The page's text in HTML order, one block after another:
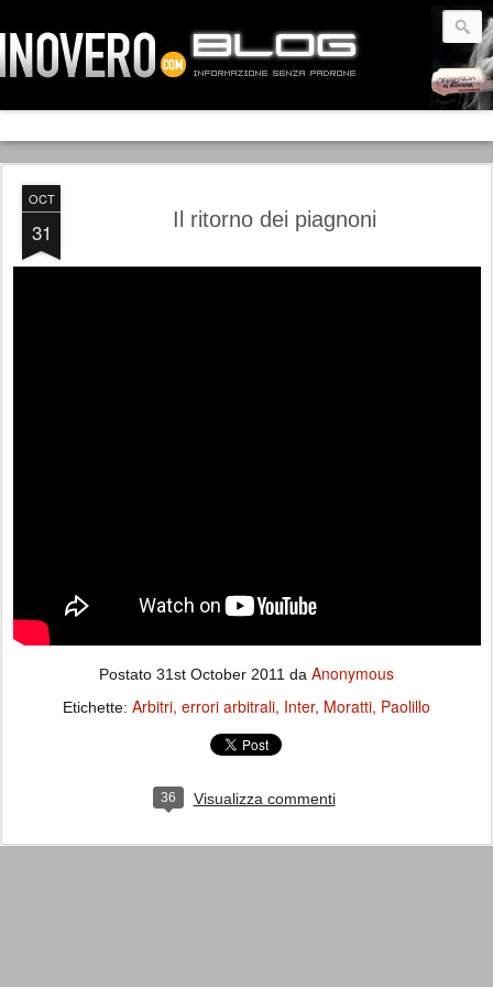
OCT
31 Il ritorno dei piagnoni
Postato 31st October 2011 da Anonymous
Etichette: Arbitri errori arbitrali Inter Moratti Paolillo
36 Visualizza commenti